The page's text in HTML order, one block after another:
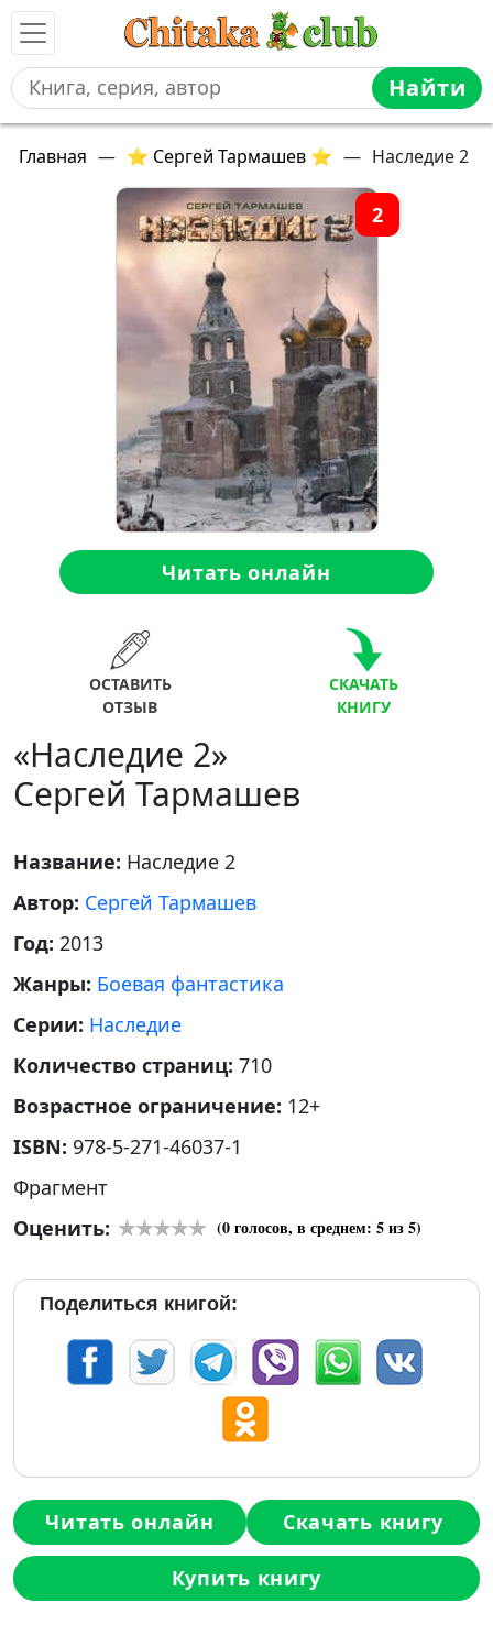
Найти
Главная — ⭐ Сергей Тармашев ⭐ — Наследие 2
2
Читать онлайн
ОСТАВИТЬ
ОТЗЫВ
СКАЧАТЬ
КНИГУ
«Наследие 2»
Сергей Тармашев
Название: Наследие 2
Автор: Сергей Тармашев
Год: 2013
Жанры: Боевая фантастика
Серии: Наследие
Количество страниц: 710
Возрастное ограничение: 12+
ISBN: 978-5-271-46037-1
Фрагмент
Оценить:
(0голосов, в среднем: 5из 5)
Поделиться книгой:
Читать онлайн Скачать книгу
Купить книгу